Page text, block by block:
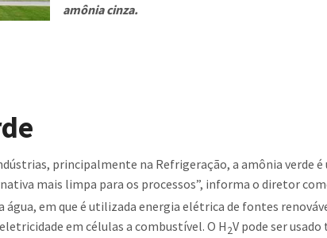
amônia cinza.
principalmente na Refrigeração, a amônia verde
mais limpa para os processos”, informa o diretor
em que é utilizada energia elétrica de fontes
em células a combustível. O H2V pode ser